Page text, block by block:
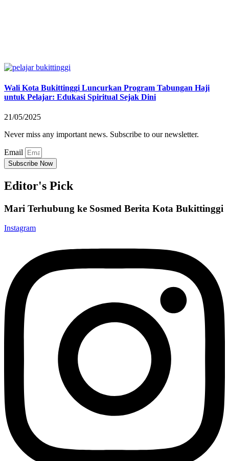
Wali Kota Bukittinggi Luncurkan Program Tabungan Haji
untuk Pelajar: Edukasi Spiritual Sejak Dini
21/05/2025
Never miss any important news. Subscribe to our newsletter.
Email
Subscribe Now
Editor's Pick
Mari Terhubung ke Sosmed Berita Kota Bukittinggi
Instagram